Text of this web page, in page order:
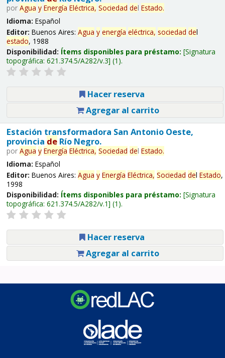
por Agua y Energía Eléctrica, Sociedad del Estado.
Idioma: Español
Editor: Buenos Aires: Agua y energía eléctrica, sociedad del
estado, 1988
Disponibilidad: Ítems disponibles para préstamo: Signatura
topográfica: 621.374.5/A282/v.3 (1).
Hacer reserva
Agregar al carrito
Estación transformadora San Antonio Oeste,
provincia deRío Negro.
por Agua y Energía Eléctrica, Sociedad del Estado.
Idioma: Español
Editor: Buenos Aires: Agua y Energía Eléctrica, Sociedad del Estado,
1998
Disponibilidad: Ítems disponibles para préstamo: Signatura
topográfica: 621.374.5/A282/v.1 (1).
Hacer reserva
Agregar al carrito